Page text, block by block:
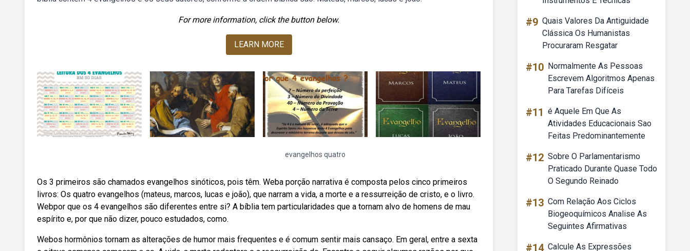
For more information, click the button below.
LEARN MORE
evangelhos quatro
Os 3 primeiros são chamados evangelhos sinóticos, pois têm. Weba porção narrativa é composta pelos cinco primeiros
livros: Os quatro evangelhos (mateus, marcos, lucas e joão), que narram a vida, a morte e a ressurreição de cristo, e o livro.
Webpor que os 4 evangelhos são diferentes entre si? A bíblia tem particularidades que a tornam alvo de homens de mau
espírito e, por que não dizer, pouco estudados, como.
Webos hormônios tornam as alterações de humor mais frequentes e é comum sentir mais cansaço. Em geral, entre a sexta
#9 Quais Valores Da Antiguidade
Clássica Os Humanistas
Procuraram Resgatar
#10 Normalmente As Pessoas
Escrevem Algoritmos Apenas
Para Tarefas Difíceis
#11 é Aquele Em Que As
Atividades Educacionais Sao
Feitas Predominantemente
#12 Sobre O Parlamentarismo
Praticado Durante Quase Todo
O Segundo Reinado
#13 Com Relação Aos Ciclos
Biogeoquímicos Analise As
Seguintes Afirmativas
#14 Calcule As Expressões